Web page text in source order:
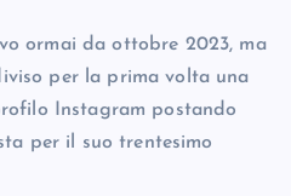
ormai da ottobre 2023, ma
per la prima volta una
Instagram postando
per il suo trentesimo